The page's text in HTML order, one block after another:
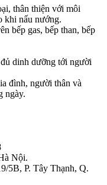
thân thiện với môi
khi nấu nướng.
bếp gas, bếp than, bếp
dinh dưỡng tới người
đình, người thân và
ngày.
Nội.
5B, P. Tây Thạnh, Q.